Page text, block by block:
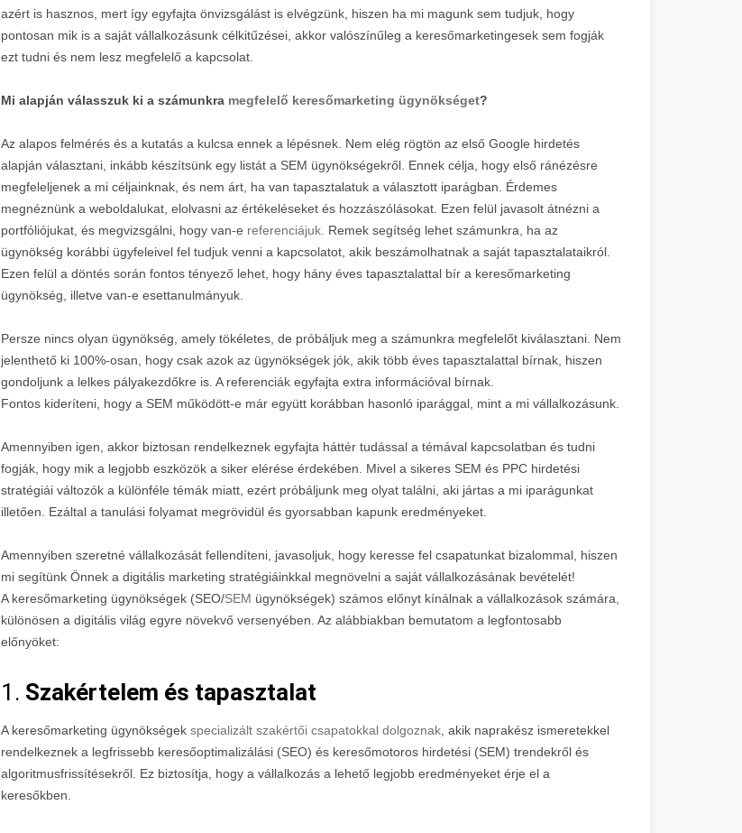
azért is hasznos, mert így egyfajta önvizsgálást is elvégzünk, hiszen ha mi magunk sem tudjuk, hogy
pontosan mik is a saját vállalkozásunk célkitűzései, akkor valószínűleg a keresőmarketingesek sem fogják
ezt tudni és nem lesz megfelelő a kapcsolat.
Mi alapján válasszuk ki a számunkra megfelelő keresőmarketing ügynökséget?
Az alapos felmérés és a kutatás a kulcsa ennek a lépésnek. Nem elég rögtön az első Google hirdetés
alapján választani, inkább készítsünk egy listát a SEM ügynökségekről. Ennek célja, hogy első ránézésre
megfeleljenek a mi céljainknak, és nem árt, ha van tapasztalatuk a választott iparágban. Érdemes
megnéznünk a weboldalukat, elolvasni az értékeléseket és hozzászólásokat. Ezen felül javasolt átnézni a
portfóliójukat, és megvizsgálni, hogy van-e referenciájuk. Remek segítség lehet számunkra, ha az
ügynökség korábbi ügyfeleivel fel tudjuk venni a kapcsolatot, akik beszámolhatnak a saját tapasztalataikról.
Ezen felül a döntés során fontos tényező lehet, hogy hány éves tapasztalattal bír a keresőmarketing
ügynökség, illetve van-e esettanulmányuk.
Persze nincs olyan ügynökség, amely tökéletes, de próbáljuk meg a számunkra megfelelőt kiválasztani. Nem
jelenthető ki 100%-osan, hogy csak azok az ügynökségek jók, akik több éves tapasztalattal bírnak, hiszen
gondoljunk a lelkes pályakezdőkre is. A referenciák egyfajta extra információval bírnak.
Fontos kideríteni, hogy a SEM működött-e már együtt korábban hasonló iparággal, mint a mi vállalkozásunk.
Amennyiben igen, akkor biztosan rendelkeznek egyfajta háttér tudással a témával kapcsolatban és tudni
fogják, hogy mik a legjobb eszközök a siker elérése érdekében. Mivel a sikeres SEM és PPC hirdetési
stratégiái változók a különféle témák miatt, ezért próbáljunk meg olyat találni, aki jártas a mi iparágunkat
illetően. Ezáltal a tanulási folyamat megrövidül és gyorsabban kapunk eredményeket.
Amennyiben szeretné vállalkozását fellendíteni, javasoljuk, hogy keresse fel csapatunkat bizalommal, hiszen
mi segítünk Önnek a digitális marketing stratégiáinkkal megnövelni a saját vállalkozásának bevételét!
A keresőmarketing ügynökségek (SEO/SEM ügynökségek) számos előnyt kínálnak a vállalkozások számára,
különösen a digitális világ egyre növekvő versenyében. Az alábbiakban bemutatom a legfontosabb
előnyöket:
1. Szakértelem és tapasztalat
A keresőmarketing ügynökségek specializált szakértői csapatokkal dolgoznak , akik naprakész ismeretekkel
rendelkeznek a legfrissebb keresőoptimalizálási (SEO) és keresőmotoros hirdetési (SEM) trendekről és
algoritmusfrissítésekről. Ez biztosítja, hogy a vállalkozás a lehető legjobb eredményeket érje el a
keresőkben.